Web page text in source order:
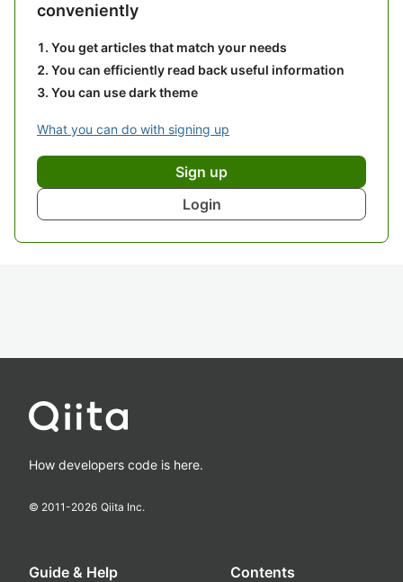
conveniently
You get articles that match your needs
You can efficiently read back useful information
You can use dark theme
What you can do with signing up
Sign up
Login
How developers code is here.
© 2011-2026 Qiita Inc.
Guide & Help Contents